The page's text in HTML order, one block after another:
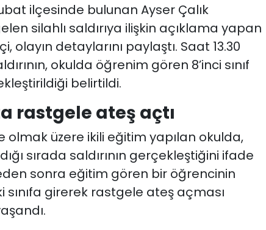
ilçesinde bulunan Ayser Çalık
silahlı saldırıya ilişkin açıklama yapan
olayın detaylarını paylaştı. Saat 13.30
okulda öğrenim gören 8’inci sınıf
belirtildi.
rastgele ateş açtı
olmak üzere ikili eğitim yapılan okulda,
sırada saldırının gerçekleştiğini ifade
sonra eğitim gören bir öğrencinin
girerek rastgele ateş açması